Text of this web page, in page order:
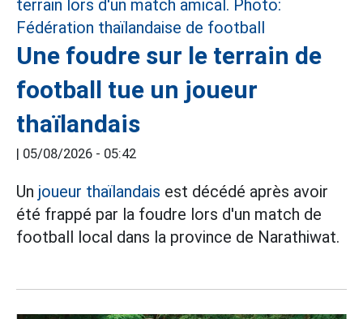
Une foudre sur le terrain de
football tue un joueur
thaïlandais
| 05/08/2026 - 05:42
Un joueur thaïlandais est décédé après avoir
été frappé par la foudre lors d'un match de
football local dans la province de Narathiwat.